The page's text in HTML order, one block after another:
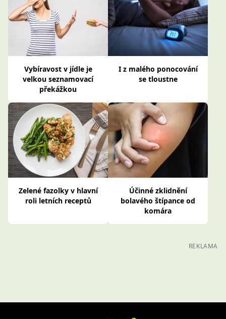
Vybíravost v jídle je
velkou seznamovací
překážkou
I z malého ponocování
se tloustne
Zelené fazolky v hlavní
roli letních receptů
Účinné zklidnění
bolavého štípance od
komára
REKLAMA